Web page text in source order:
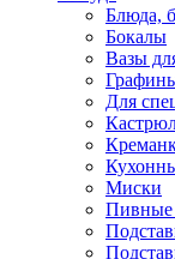
Блюда,
Бокалы
Вазы
Для
Миски
Пивные